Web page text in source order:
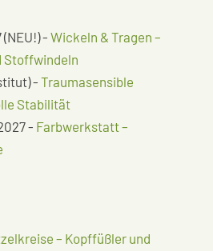
- Wickeln & Tragen –
Stoffwindeln
- Traumasensible
Stabilität
- Farbwerkstatt –
– Kopffüßler und